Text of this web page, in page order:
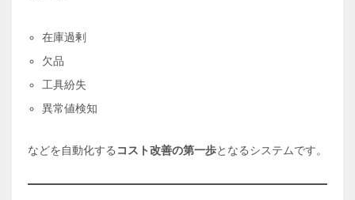
在庫過剰
欠品
工具紛失
異常値検知
などを自動化する コスト改善の第一歩となるシステムです。